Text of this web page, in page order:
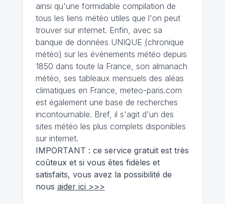
ainsi qu'une formidable compilation de
tous les liens météo utiles que l'on peut
trouver sur internet. Enfin, avec sa
banque de données UNIQUE (chronique
météo) sur les événements météo depuis
1850 dans toute la France, son almanach
météo, ses tableaux mensuels des aléas
climatiques en France, meteo-paris.com
est également une base de recherches
incontournable. Bref, il s'agit d'un des
sites météo les plus complets disponibles
sur internet.
IMPORTANT : ce service gratuit est très
coûteux et si vous êtes fidèles et
satisfaits, vous avez la possibilité de
nous aider ici >>>